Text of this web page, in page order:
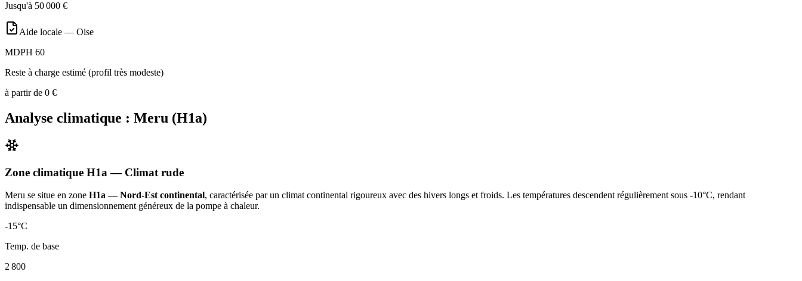
Jusqu'à 50 000 €
Aide locale — Oise
MDPH 60
Reste à charge estimé (profil très modeste)
à partir de 0 €
Analyse climatique : Meru (H1a)
Zone climatique H1a — Climat rude
Meru se situe en zone H1a — Nord-Est continental, caractérisée par un climat continental rigoureux avec des hivers longs et froids. Les températures descendent régulièrement sous -10°C, rendant
indispensable un dimensionnement généreux de la pompe à chaleur.
-15°C
Temp. de base
2 800